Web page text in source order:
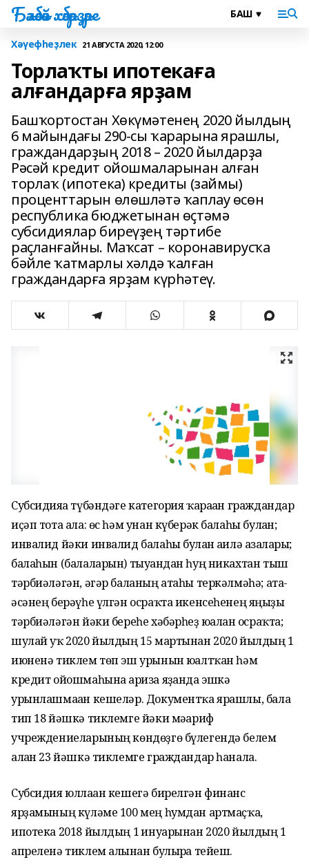
Бәләбәй хәбәрҙәре
Хәүефһеҙлек 21 АВГУСТА 2020, 12:00
Торлаҡты ипотекаға
алғандарға ярҙам
Башҡортостан Хөкүмәтенең 2020 йылдың
6 майындағы 290-сы ҡарарына ярашлы,
граждандарҙың 2018 – 2020 йылдарҙа
Рәсәй кредит ойошмаларынан алған
торлаҡ (ипотека) кредиты (займы)
проценттарын өлөшләтә ҡаплау өсөн
республика бюджетынан өҫтәмә
субсидиялар биреүҙең тәртибе
раҫланғайны. Маҡсат – коронавирусҡа
бәйле ҡатмарлы хәлдә ҡалған
граждандарға ярҙам күрһәтеү.
Субсидияға түбәндәге категория ҡараған граждандар
иҫәп тота ала: өс һәм унан күберәк балаһы булған;
инвалид йәки инвалид балаһы булған ғаилә ағзалары;
балаһын (балаларын) тыуғандан һуң никахтан тыш
тәрбиәләгән, әгәр баланың атаһы теркәлмәһә; ата-
әсәнең берәүһе үлгән осраҡта икенсеһенең яңғыҙы
тәрбиәләгән йәки береһе хәбәрһеҙ юғалған осраҡта;
шулай уҡ 2020 йылдың 15 мартынан 2020 йылдың 1
июненә тиклем төп эш урынын юғалтҡан һәм
кредит ойошмаһына ғариза яҙғанда эшкә
урынлашмаған кешеләр. Документҡа ярашлы, бала
тип 18 йәшкә тиклемге йәки мәғариф
учреждениеларының көндөҙгө бүлегендә белем
алған 23 йәшкә тиклемге граждандар һанала.
Субсидия юллаған кешегә бирелгән финанс
ярҙамының күләме 100 мең һумдан артмаҫҡа,
ипотека 2018 йылдың 1 ғинуарынан 2020 йылдың 1
апреленә тиклем алынған булырға тейеш.